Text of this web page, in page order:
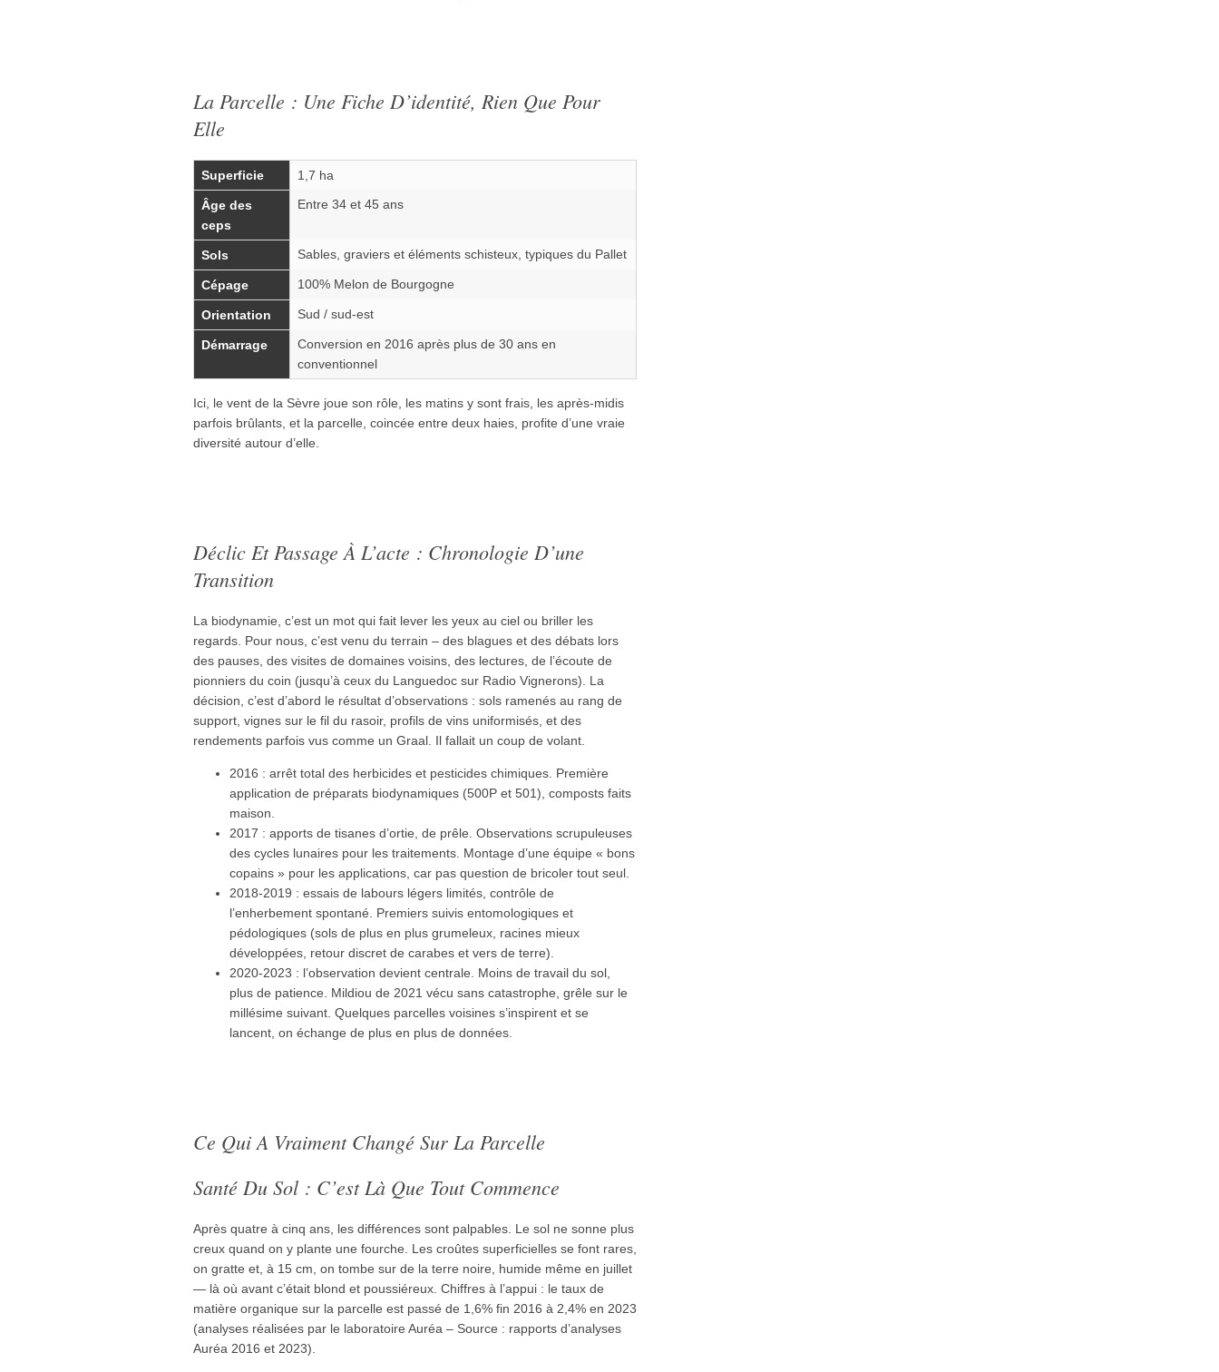
La Parcelle : Une Fiche D’identité, Rien Que Pour
Elle
Superficie 1,7 ha
Âge des
ceps
Entre 34 et 45 ans
Sols Sables, graviers et éléments schisteux, typiques du Pallet
Cépage 100% Melon de Bourgogne
Orientation Sud / sud-est
Démarrage
Conversion en 2016 après plus de 30 ans en
conventionnel
Ici, le vent de la Sèvre joue son rôle, les matins y sont frais, les après-midis
parfois brûlants, et la parcelle, coincée entre deux haies, profite d’une vraie
diversité autour d’elle.
Déclic Et Passage À L’acte : Chronologie D’une
Transition
La biodynamie, c’est un mot qui fait lever les yeux au ciel ou briller les
regards. Pour nous, c’est venu du terrain – des blagues et des débats lors
des pauses, des visites de domaines voisins, des lectures, de l’écoute de
pionniers du coin (jusqu’à ceux du Languedoc sur Radio Vignerons). La
décision, c’est d’abord le résultat d’observations : sols ramenés au rang de
support, vignes sur le fil du rasoir, profils de vins uniformisés, et des
rendements parfois vus comme un Graal. Il fallait un coup de volant.
2016 : arrêt total des herbicides et pesticides chimiques. Première
application de préparats biodynamiques (500P et 501), composts faits
maison.
2017 : apports de tisanes d’ortie, de prêle. Observations scrupuleuses
des cycles lunaires pour les traitements. Montage d’une équipe « bons
copains » pour les applications, car pas question de bricoler tout seul.
2018-2019 : essais de labours légers limités, contrôle de
l’enherbement spontané. Premiers suivis entomologiques et
pédologiques (sols de plus en plus grumeleux, racines mieux
développées, retour discret de carabes et vers de terre).
2020-2023 : l’observation devient centrale. Moins de travail du sol,
plus de patience. Mildiou de 2021 vécu sans catastrophe, grêle sur le
millésime suivant. Quelques parcelles voisines s’inspirent et se
lancent, on échange de plus en plus de données.
Ce Qui A Vraiment Changé Sur La Parcelle
Santé Du Sol : C’est Là Que Tout Commence
Après quatre à cinq ans, les différences sont palpables. Le sol ne sonne plus
creux quand on y plante une fourche. Les croûtes superficielles se font rares,
on gratte et, à 15 cm, on tombe sur de la terre noire, humide même en juillet
— là où avant c’était blond et poussiéreux. Chiffres à l’appui : le taux de
matière organique sur la parcelle est passé de 1,6% fin 2016 à 2,4% en 2023
(analyses réalisées par le laboratoire Auréa – Source : rapports d’analyses
Auréa 2016 et 2023).